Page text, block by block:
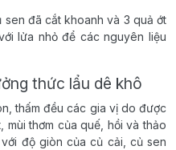
đã cắt khoanh và 3 quả ớt
lửa nhỏ để các nguyên liệu
thức lẩu dê khô
thấm đều các gia vị do được
thơm của quế, hồi và thảo
độ giòn của củ cải, củ sen